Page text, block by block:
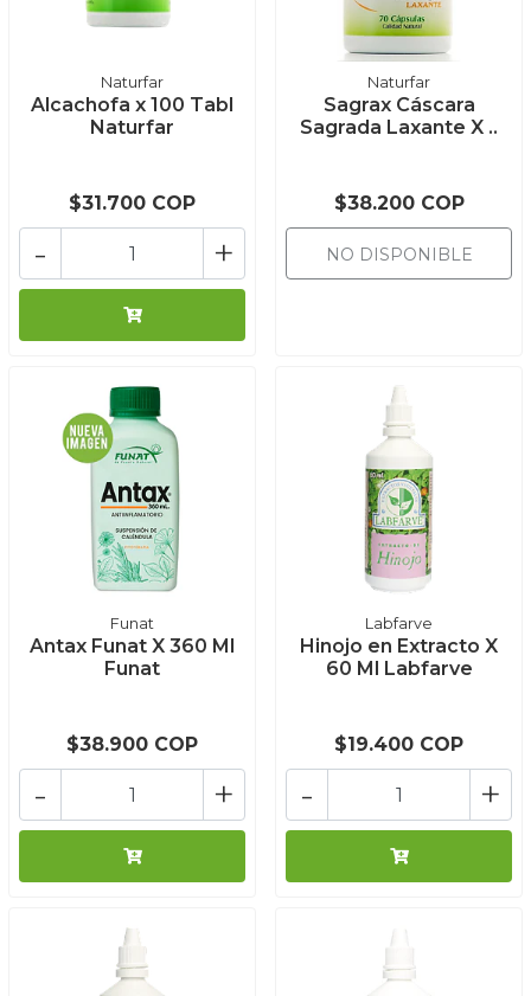
Naturfar
Alcachofa x 100 Tabl
Naturfar
$31.700 COP
+
-
Naturfar
Sagrax Cáscara
Sagrada Laxante X ..
$38.200 COP
NO DISPONIBLE
Funat
Antax Funat X 360 Ml
Funat
$38.900 COP
+
-
Labfarve
Hinojo en Extracto X
60 Ml Labfarve
$19.400 COP
+
-